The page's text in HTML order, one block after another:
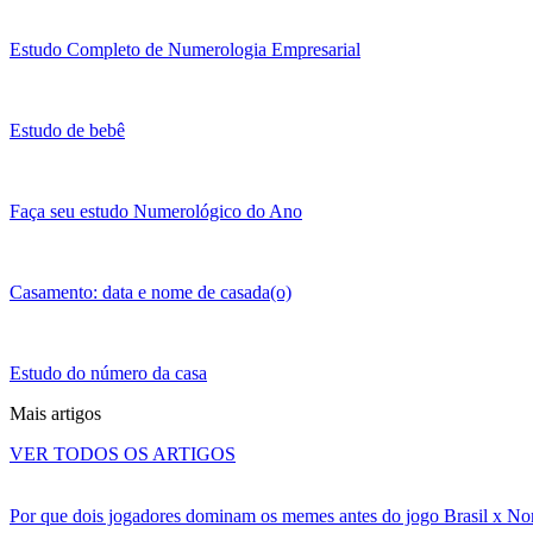
Estudo Completo de Numerologia Empresarial
Estudo de bebê
Faça seu estudo Numerológico do Ano
Casamento: data e nome de casada(o)
Estudo do número da casa
Mais artigos
VER TODOS OS ARTIGOS
Por que dois jogadores dominam os memes antes do jogo Brasil x